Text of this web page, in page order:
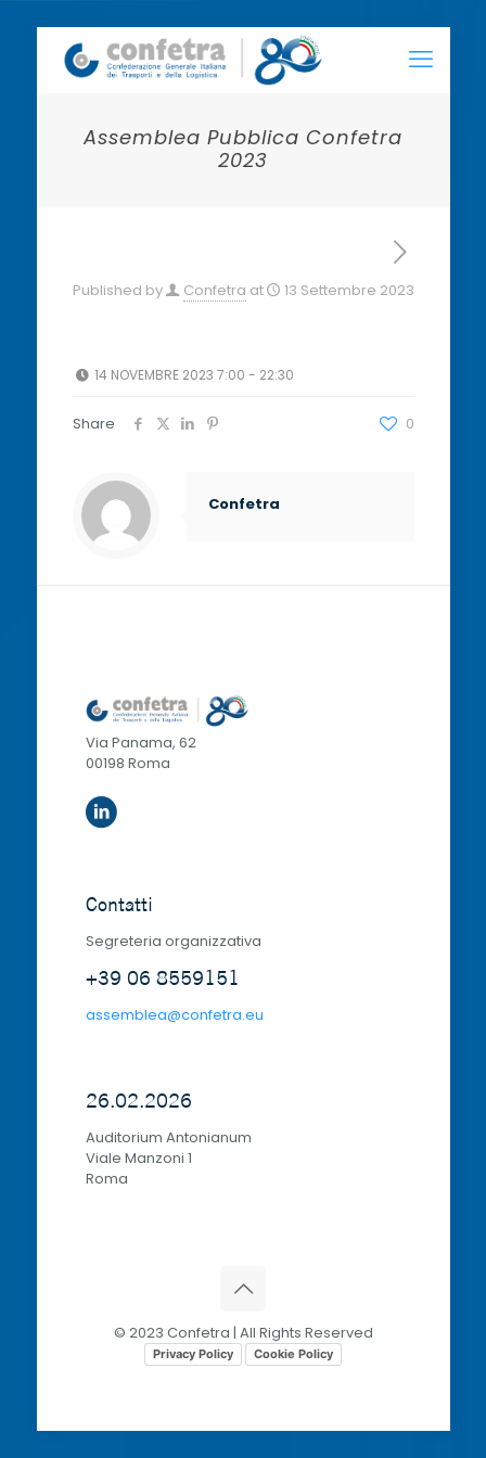
Assemblea Pubblica Confetra
2023
Published by Confetra at 13 Settembre 2023
14 NOVEMBRE 2023 7:00 - 22:30
Share 0
Confetra
Via Panama, 62
00198 Roma
Contatti
Segreteria organizzativa
+39 06 8559151
assemblea@confetra.eu
26.02.2026
Auditorium Antonianum
Viale Manzoni 1
Roma
© 2023 Confetra | All Rights Reserved
Privacy Policy Cookie Policy